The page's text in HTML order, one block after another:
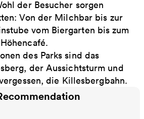
der Besucher sorgen
Von der Milchbar bis zur
vom Biergarten bis zum
des Parks sind das
der Aussichtsturm und
die Killesbergbahn.